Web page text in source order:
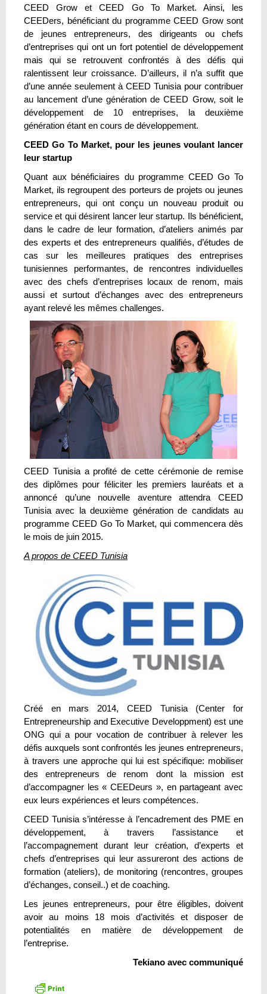
CEED Grow et CEED Go To Market. Ainsi, les
CEEDers, bénéficiant du programme CEED Grow sont
de jeunes entrepreneurs, des dirigeants ou chefs
d’entreprises qui ont un fort potentiel de développement
mais qui se retrouvent confrontés à des défis qui
ralentissent leur croissance. D’ailleurs, il n’a suffit que
d’une année seulement à CEED Tunisia pour contribuer
au lancement d’une génération de CEED Grow, soit le
développement de 10 entreprises, la deuxième
génération étant en cours de développement.
CEED Go To Market, pour les jeunes voulant lancer
leur startup
Quant aux bénéficiaires du programme CEED Go To
Market, ils regroupent des porteurs de projets ou jeunes
entrepreneurs, qui ont conçu un nouveau produit ou
service et qui désirent lancer leur startup. Ils bénéficient,
dans le cadre de leur formation, d’ateliers animés par
des experts et des entrepreneurs qualifiés, d’études de
cas sur les meilleures pratiques des entreprises
tunisiennes performantes, de rencontres individuelles
avec des chefs d’entreprises locaux de renom, mais
aussi et surtout d’échanges avec des entrepreneurs
ayant relevé les mêmes challenges.
CEED Tunisia a profité de cette cérémonie de remise
des diplômes pour féliciter les premiers lauréats et a
annoncé qu’une nouvelle aventure attendra CEED
Tunisia avec la deuxième génération de candidats au
programme CEED Go To Market, qui commencera dès
le mois de juin 2015.
A propos de CEED Tunisia
Créé en mars 2014, CEED Tunisia (Center for
Entrepreneurship and Executive Developpment) est une
ONG qui a pour vocation de contribuer à relever les
défis auxquels sont confrontés les jeunes entrepreneurs,
à travers une approche qui lui est spécifique: mobiliser
des entrepreneurs de renom dont la mission est
d’accompagner les « CEEDeurs », en partageant avec
eux leurs expériences et leurs compétences.
CEED Tunisia s’intéresse à l’encadrement des PME en
développement, à travers l’assistance et
l’accompagnement durant leur création, d’experts et
chefs d’entreprises qui leur assureront des actions de
formation (ateliers), de monitoring (rencontres, groupes
d’échanges, conseil..) et de coaching.
Les jeunes entrepreneurs, pour être éligibles, doivent
avoir au moins 18 mois d’activités et disposer de
potentialités en matière de développement de
l’entreprise.
Tekiano avec communiqué